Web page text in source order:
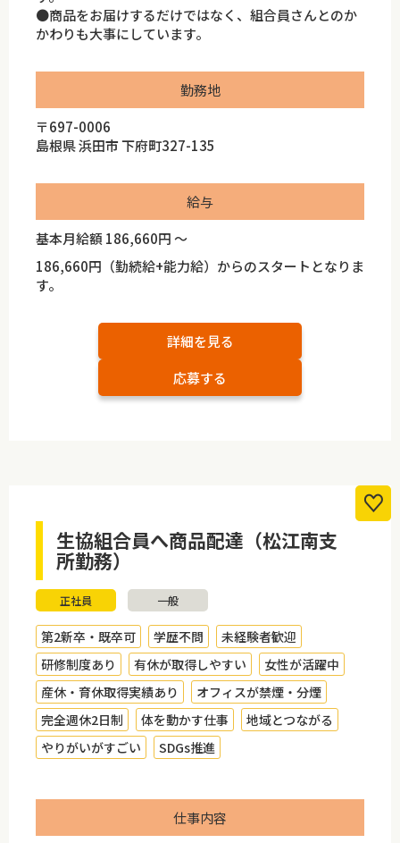
●商品をお届けするだけではなく、組合員さんとのか
かわりも大事にしています。
勤務地
〒697-0006
島根県 浜田市 下府町327-135
給与
基本月給額 186,660円 ～
186,660円（勤続給+能力給）からのスタートとなりま
す。
詳細を見る
応募する
生協組合員へ商品配達（松江南支
所勤務）
正社員 一般
第2新卒・既卒可 学歴不問
未経験者歓迎
研修制度あり
有休が取得しやすい
女性が活躍中
産休・育休取得実績あり
オフィスが禁煙・分煙
完全週休2日制
体を動かす仕事
地域とつながる
やりがいがすごい
SDGs推進
仕事内容